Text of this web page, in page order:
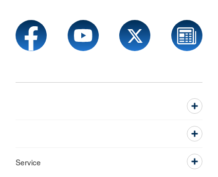
Service